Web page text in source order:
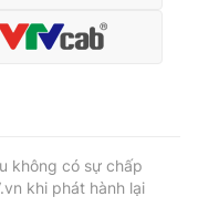
không có sự chấp
khi phát hành lại